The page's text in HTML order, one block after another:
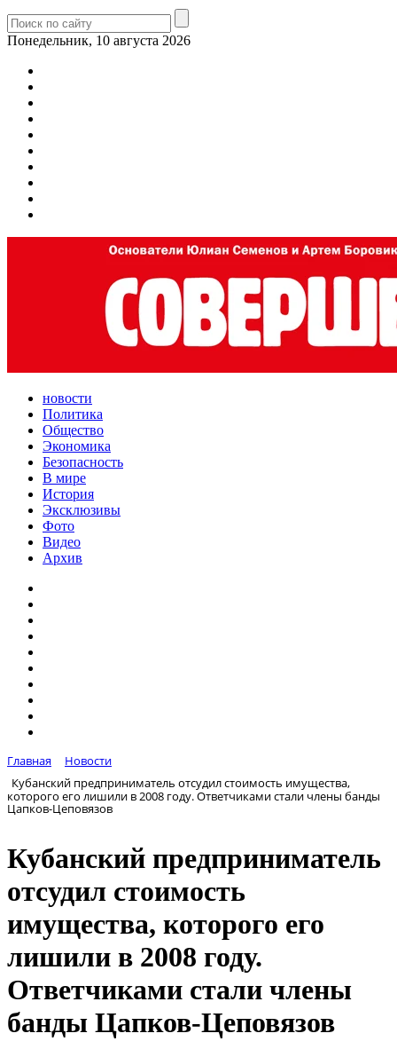
Понедельник, 10 августа 2026
новости
Политика
Общество
Экономика
Безопасность
В мире
История
Эксклюзивы
Фото
Видео
Архив
Главная
Новости
Кубанский предприниматель отсудил стоимость имущества,
которого его лишили в 2008 году. Ответчиками стали члены банды
Цапков-Цеповязов
Кубанский предприниматель
отсудил стоимость
имущества, которого его
лишили в 2008 году.
Ответчиками стали члены
банды Цапков-Цеповязов